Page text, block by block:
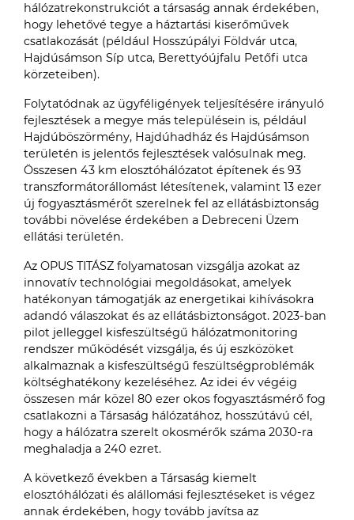
hálózatrekonstrukciót a társaság annak érdekében,
hogy lehetővé tegye a háztartási kiserőművek
csatlakozását (például Hosszúpályi Földvár utca,
Hajdúsámson Síp utca, Berettyóújfalu Petőfi utca
körzeteiben).
Folytatódnak az ügyféligények teljesítésére irányuló
fejlesztések a megye más településein is, például
Hajdúböszörmény, Hajdúhadház és Hajdúsámson
területén is jelentős fejlesztések valósulnak meg.
Összesen 43 km elosztóhálózatot építenek és 93
transzformátorállomást létesítenek, valamint 13 ezer
új fogyasztásmérőt szerelnek fel az ellátásbiztonság
további növelése érdekében a Debreceni Üzem
ellátási területén.
Az OPUS TITÁSZ folyamatosan vizsgálja azokat az
innovatív technológiai megoldásokat, amelyek
hatékonyan támogatják az energetikai kihívásokra
adandó válaszokat és az ellátásbiztonságot. 2023-ban
pilot jelleggel kisfeszültségű hálózatmonitoring
rendszer működését vizsgálja, és új eszközöket
alkalmaznak a kisfeszültségű feszültségproblémák
költséghatékony kezeléséhez. Az idei év végéig
összesen már közel 80 ezer okos fogyasztásmérő fog
csatlakozni a Társaság hálózatához, hosszútávú cél,
hogy a hálózatra szerelt okosmérők száma 2030-ra
meghaladja a 240 ezret.
A következő években a Társaság kiemelt
elosztóhálózati és alállomási fejlesztéseket is végez
annak érdekében, hogy tovább javítsa az